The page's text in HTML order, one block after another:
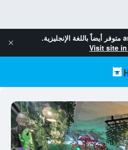
متوفر أيضاً باللغة الإنجليزية.
Visit site